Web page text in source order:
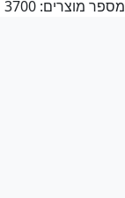
מספר מוצרים: 3700